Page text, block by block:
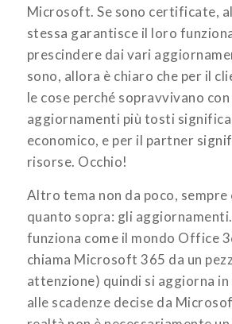
Microsoft. Se sono certificate,
stessa garantisce il loro
prescindere dai vari
sono, allora è chiaro che per il
le cose perché sopravvivano
aggiornamenti più tosti
economico, e per il partner
risorse. Occhio!
Altro tema non da poco, sempre
quanto sopra: gli aggiornamenti.
funziona come il mondo Office
chiama Microsoft 365 da un
attenzione) quindi si aggiorna
alle scadenze decise da